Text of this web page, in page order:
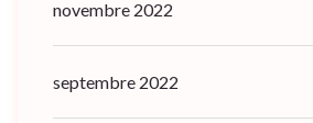
novembre 2022
septembre 2022